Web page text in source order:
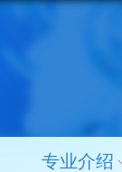
专业介绍